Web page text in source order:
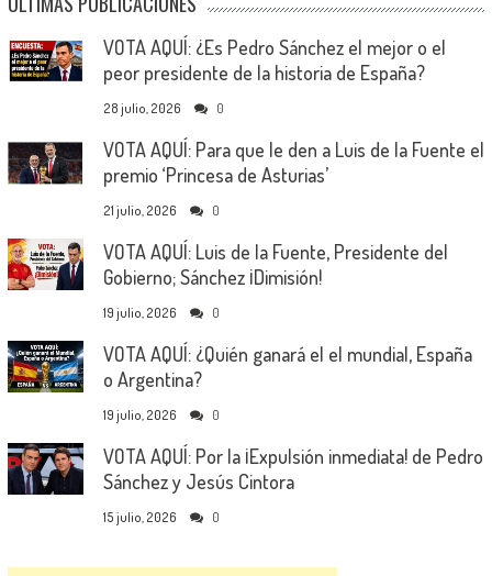
VOTA AQUÍ: ¿Es Pedro Sánchez el mejor o el
peor presidente de la historia de España?
28 julio, 2026 0
VOTA AQUÍ: Para que le den a Luis de la Fuente el
premio ‘Princesa de Asturias’
21 julio, 2026 0
VOTA AQUÍ: Luis de la Fuente, Presidente del
Gobierno; Sánchez ¡Dimisión!
19 julio, 2026 0
VOTA AQUÍ: ¿Quién ganará el el mundial, España
o Argentina?
19 julio, 2026 0
VOTA AQUÍ: Por la ¡Expulsión inmediata! de Pedro
Sánchez y Jesús Cintora
15 julio, 2026 0